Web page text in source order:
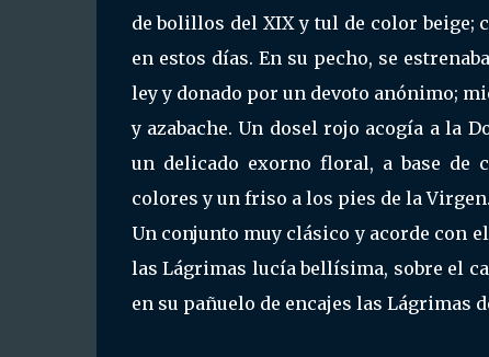
de bolillos del XIX y tul de color beige;
en estos días. En su pecho, se
ley y donado por un devoto anónimo;
y azabache. Un dosel rojo acogía a la
un delicado exorno floral, a base de
colores y un friso a los pies de la Virgen.
Un conjunto muy clásico y acorde con
las Lágrimas lucía bellísima, sobre el
en su pañuelo de encajes las Lágrimas